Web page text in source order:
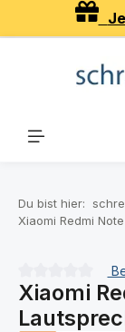
Zum Hauptinhalt
Du bist hier:
Xiaomi Redmi
Xiaomi